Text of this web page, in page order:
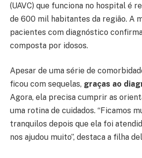
(UAVC) que funciona no hospital é
de 600 mil habitantes da região. A
pacientes com diagnóstico
composta por idosos.
Apesar de uma série de
ficou com sequelas, graças ao
Agora, ela precisa cumprir as
uma rotina de cuidados. “Ficamos
tranquilos depois que ela foi
nos ajudou muito”, destaca a filha